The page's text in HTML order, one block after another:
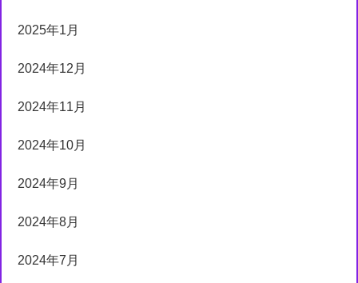
2025年1月
2024年12月
2024年11月
2024年10月
2024年9月
2024年8月
2024年7月